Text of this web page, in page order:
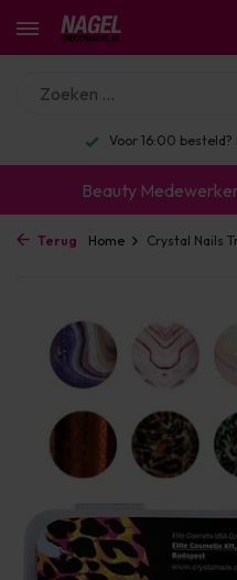
Voor 16:00
Beauty
Terug Home Crystal Nails